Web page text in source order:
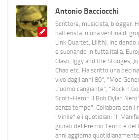
Antonio Bacciocchi
Scrittore, musicista, blogger.
batterista in una ventina di
Link Quartet, Lilith), incidendo
e suonando in tutta Italia,
Clash, Iggy and the Stooges,
Chao etc. Ha scritto una
vivo dagli anni 80", "Mod
L’uomo cangiante", "Rock n
Scott-Heron Il Bob Dylan
senza tempo". Collabora con i
"Vinile" e i quotidiani “Il
giurati del Premio Tenco e del
anni aggiorna